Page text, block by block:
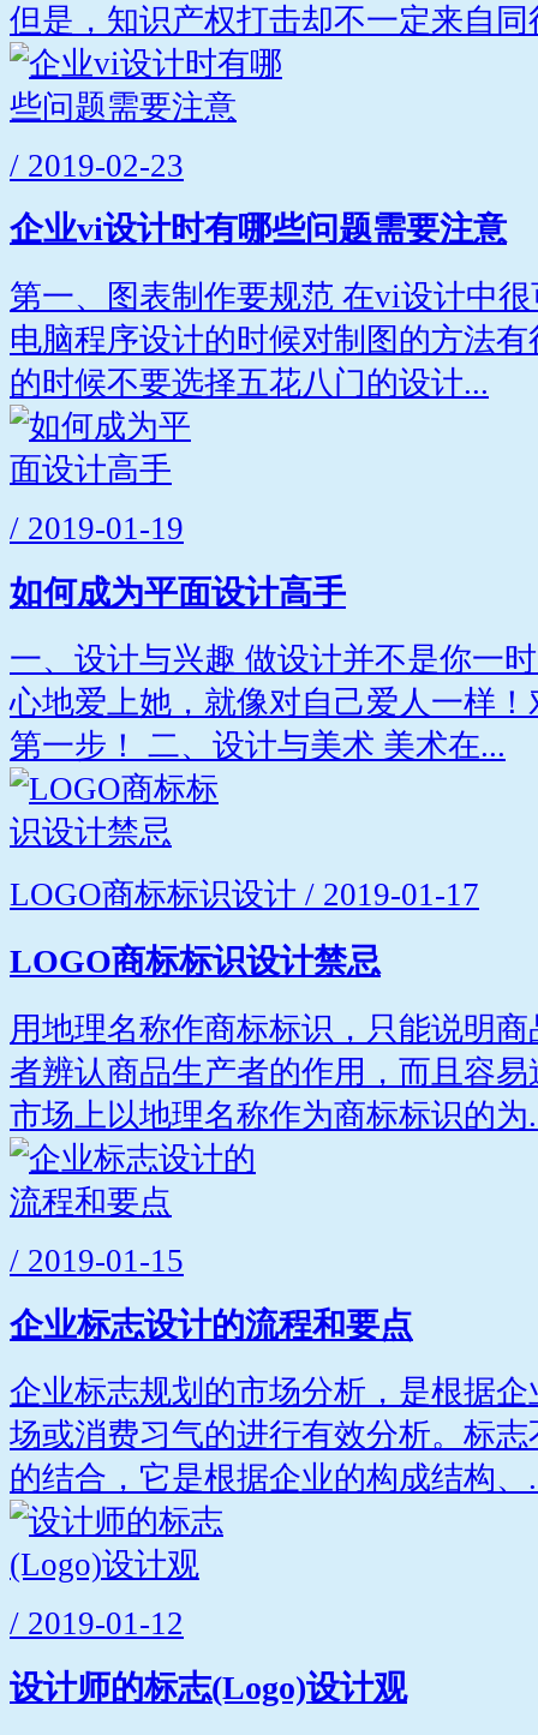
但是，知识产权打击却不一定来自
/ 2019-02-23
企业vi设计时有哪些问题需要注意
第一、图表制作要规范 在vi设计中
电脑程序设计的时候对制图的方法
的时候不要选择五花八门的设计...
/ 2019-01-19
如何成为平面设计高手
一、设计与兴趣 做设计并不是你一
心地爱上她，就像对自己爱人一样
第一步！ 二、设计与美术 美术在...
LOGO商标标识设计 / 2019-01-17
LOGO商标标识设计禁忌
用地理名称作商标标识，只能说明
者辨认商品生产者的作用，而且容
市场上以地理名称作为商标标识的为
/ 2019-01-15
企业标志设计的流程和要点
企业标志规划的市场分析，是根据
场或消费习气的进行有效分析。标
的结合，它是根据企业的构成结构、
/ 2019-01-12
设计师的标志(Logo)设计观